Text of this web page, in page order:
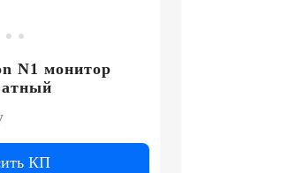
N1 монитор
КП